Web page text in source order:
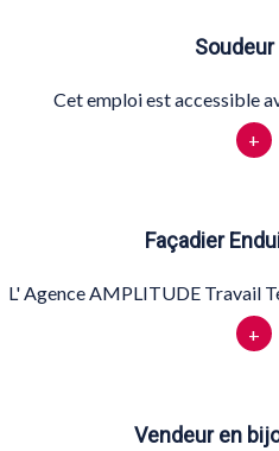
Cet emploi est accessible
+
Façadier
L' Agence AMPLITUDE Travail
+
Vendeur en